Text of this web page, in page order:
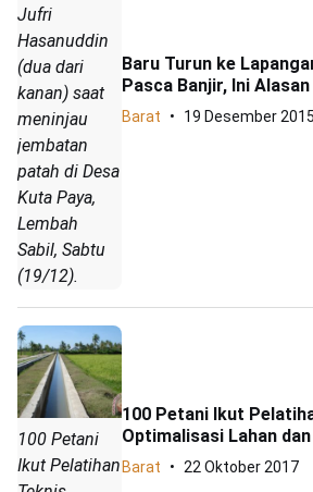
Jufri
Hasanuddin
(dua dari
kanan) saat
meninjau
jembatan
patah di Desa
Kuta Paya,
Lembah
Sabil, Sabtu
(19/12).
Baru Turun ke
Pasca Banjir, Ini
Barat 19 Desember 2015
100 Petani
Ikut Pelatihan
100 Petani Ikut
Optimalisasi Lahan
Barat 22 Oktober 2017